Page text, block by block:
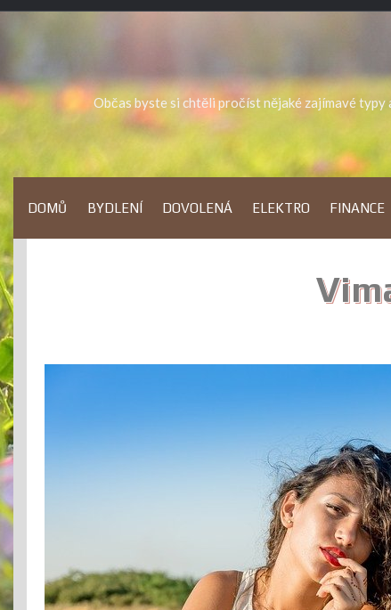
Skip
Občas byste si chtěli pročíst nějaké zajímavé typy
DOMŮ BYDLENÍ DOVOLENÁ ELEKTRO FINANCE